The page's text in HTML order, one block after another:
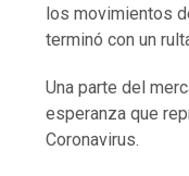
los movimientos
terminó con un
Una parte del
esperanza que
Coronavirus.